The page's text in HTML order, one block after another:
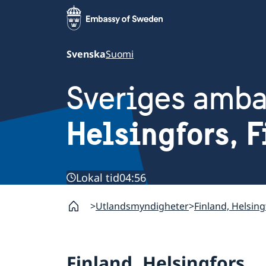
SvenskaSuomi
Sveriges
Helsingfors,
Lokal tid04:56
Utlandsmyndigheter Finland,